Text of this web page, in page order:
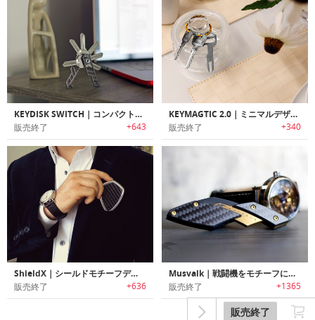
販売終了
KEYDISK SWITCH｜コンパクトに鍵を持ち運べるキーオーガナイザー「キーディスクスイッチ」
販売終了 +643
KEYMAGTIC 2.0｜ミニマルデザインレザーキーリング「キーマグティック2.0」
販売終了 +340
ShieldX｜シールドモチーフデザインマルチツール機能搭載キーホルダー「シールドX」
販売終了 +636
Musvalk｜戦闘機をモチーフにデザインされた切れ味抜群の小型ナイフ「ムスバルク」
販売終了 +1365